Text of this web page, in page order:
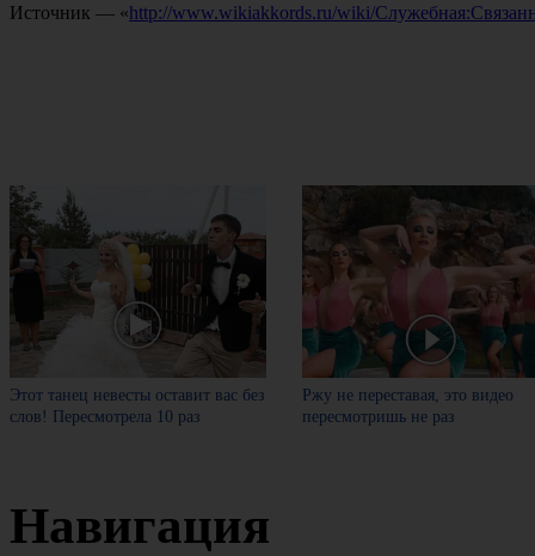
Источник — «http://www.wikiakkords.ru/wiki/
Этот танец невесты оставит вас без
слов! Пересмотрела 10 раз
Ржу не переставая, это видео
пересмотришь не раз
Навигация